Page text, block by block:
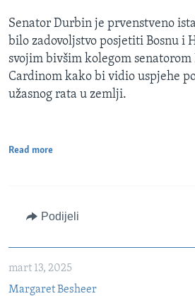
Senator Durbin je prvenstveno
bilo zadovoljstvo posjetiti Bosnu i
svojim bivšim kolegom senatorom
Cardinom kako bi vidio uspjehe
užasnog rata u zemlji.
Read more
Podijeli
mart 13, 2025
Margaret Besheer